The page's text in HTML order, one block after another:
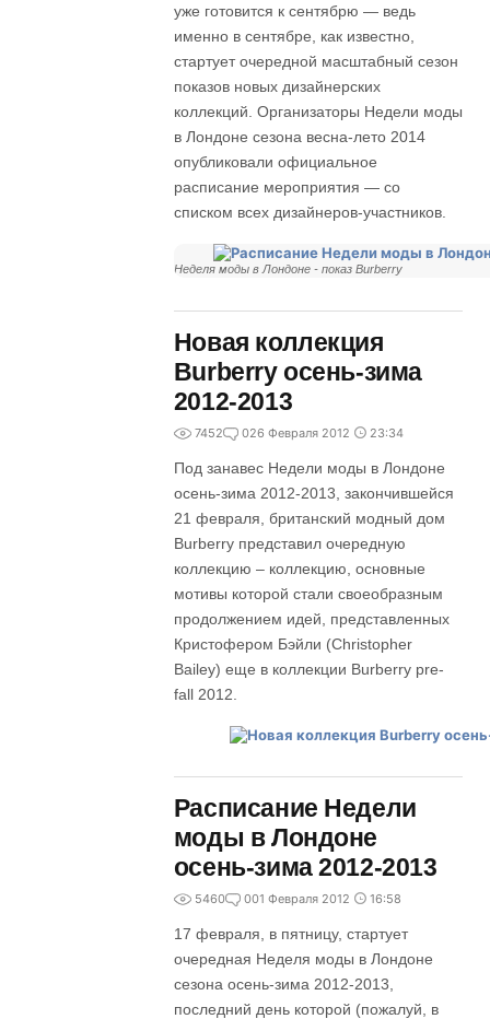
уже готовится к сентябрю — ведь
именно в сентябре, как известно,
стартует очередной масштабный сезон
показов новых дизайнерских
коллекций. Организаторы Недели моды
в Лондоне сезона весна-лето 2014
опубликовали официальное
расписание мероприятия — со
списком всех дизайнеров-участников.
Неделя моды в Лондоне - показ Burberry
Новая коллекция
Burberry осень-зима
2012-2013
7452 026 Февраля 2012 23:34
Под занавес Недели моды в Лондоне
осень-зима 2012-2013, закончившейся
21 февраля, британский модный дом
Burberry представил очередную
коллекцию – коллекцию, основные
мотивы которой стали своеобразным
продолжением идей, представленных
Кристофером Бэйли (Christopher
Bailey) еще в коллекции Burberry pre-
fall 2012.
Расписание Недели
моды в Лондоне
осень-зима 2012-2013
5460 001 Февраля 2012 16:58
17 февраля, в пятницу, стартует
очередная Неделя моды в Лондоне
сезона осень-зима 2012-2013,
последний день которой (пожалуй, в